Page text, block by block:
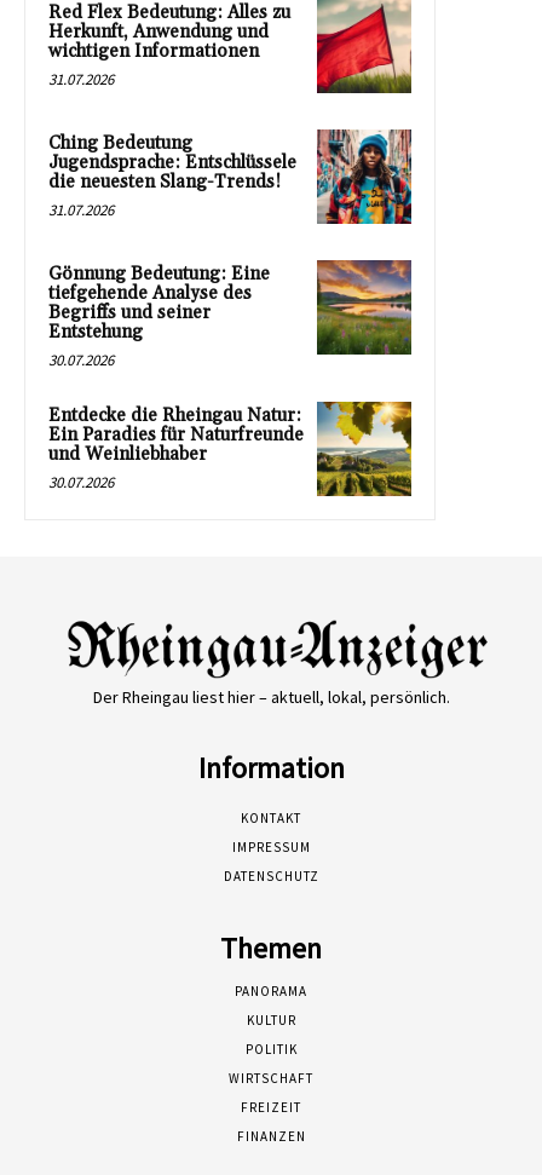
Red Flex Bedeutung: Alles zu
Herkunft, Anwendung und
wichtigen Informationen
31.07.2026
Ching Bedeutung
Jugendsprache: Entschlüssele
die neuesten Slang-Trends!
31.07.2026
Gönnung Bedeutung: Eine
tiefgehende Analyse des
Begriffs und seiner
Entstehung
30.07.2026
Entdecke die Rheingau Natur:
Ein Paradies für Naturfreunde
und Weinliebhaber
30.07.2026
Der Rheingau liest hier – aktuell, lokal, persönlich.
Information
KONTAKT
IMPRESSUM
DATENSCHUTZ
Themen
PANORAMA
KULTUR
POLITIK
WIRTSCHAFT
FREIZEIT
FINANZEN